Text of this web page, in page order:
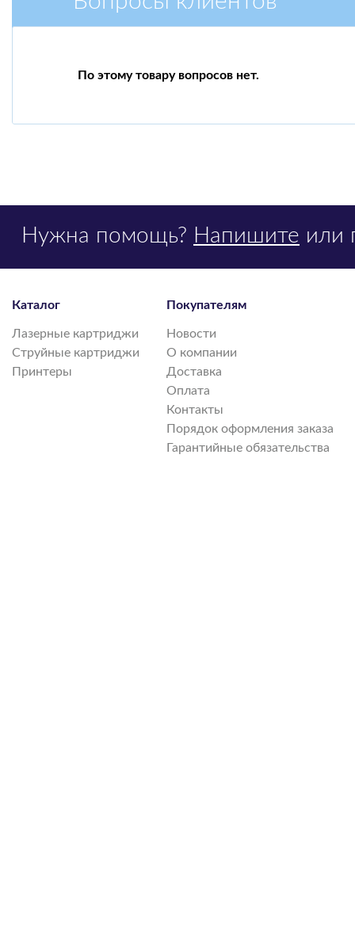
По этому товару вопросов нет.
Нужна помощь? Напишите или
Каталог
Лазерные картриджи
Струйные картриджи
Принтеры
Покупателям
Новости
О компании
Доставка
Оплата
Контакты
Порядок оформления заказа
Гарантийные обязательства